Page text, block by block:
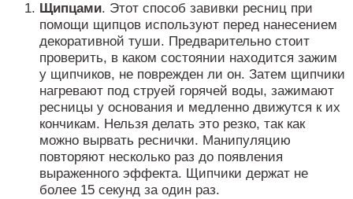
Щипцами. Этот способ завивки ресниц при
помощи щипцов используют перед нанесением
декоративной туши. Предварительно стоит
проверить, в каком состоянии находится зажим
у щипчиков, не поврежден ли он. Затем щипчики
нагревают под струей горячей воды, зажимают
ресницы у основания и медленно движутся к их
кончикам. Нельзя делать это резко, так как
можно вырвать реснички. Манипуляцию
повторяют несколько раз до появления
выраженного эффекта. Щипчики держат не
более 15 секунд за один раз.